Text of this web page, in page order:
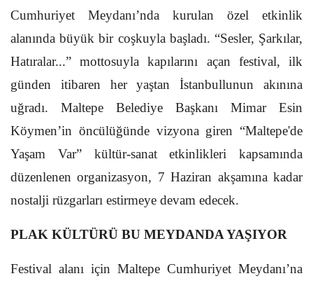
Cumhuriyet Meydanı’nda kurulan özel etkinlik
alanında büyük bir coşkuyla başladı. “Sesler, Şarkılar,
Hatıralar...” mottosuyla kapılarını açan festival, ilk
günden itibaren her yaştan İstanbullunun akınına
uğradı. Maltepe Belediye Başkanı Mimar Esin
Köymen’in öncülüğünde vizyona giren “Maltepe'de
Yaşam Var” kültür-sanat etkinlikleri kapsamında
düzenlenen organizasyon, 7 Haziran akşamına kadar
nostalji rüzgarları estirmeye devam edecek.
PLAK KÜLTÜRÜ BU MEYDANDA YAŞIYOR
Festival alanı için Maltepe Cumhuriyet Meydanı’na